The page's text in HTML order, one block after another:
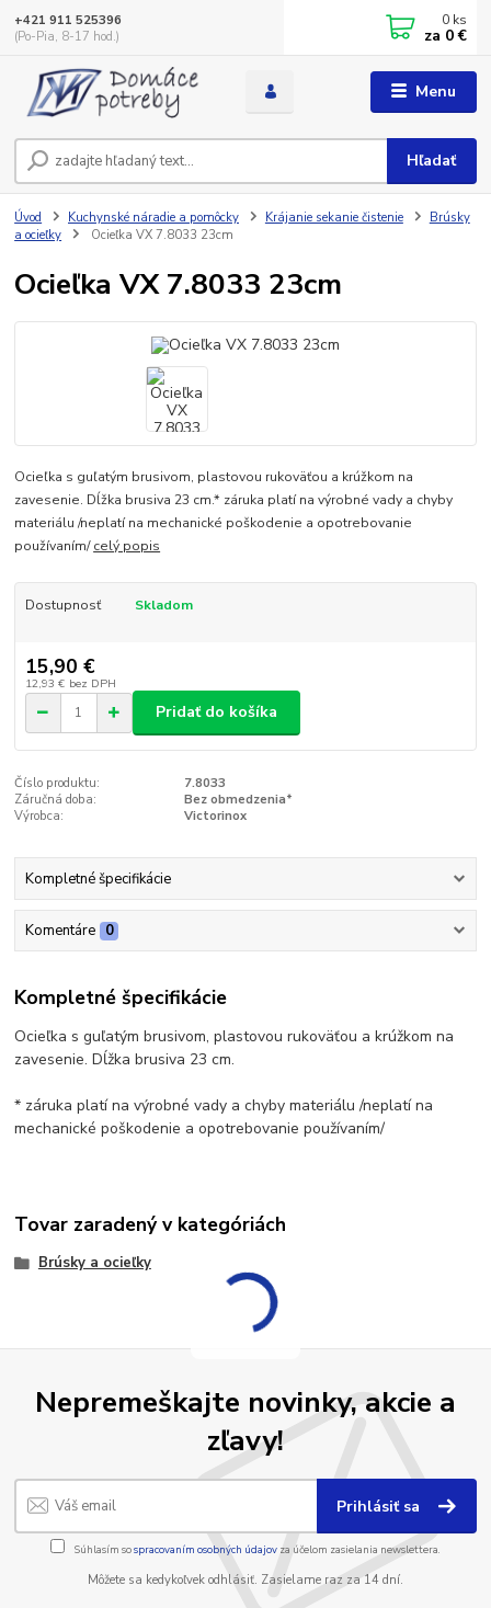
Menu
Hľadať
+421 911 525396
(Po-Pia, 8-17 hod.)
0 ks
za 0 €
Úvod Kuchynské náradie a pomôcky Krájanie sekanie čistenie
Brúsky
a ocieľky
Ocieľka VX 7.8033 23cm
Ocieľka VX 7.8033 23cm
Ocieľka s guľatým brusivom, plastovou rukoväťou a krúžkom na
zavesenie. Dĺžka brusiva 23 cm.* záruka platí na výrobné vady a chyby
materiálu /neplatí na mechanické poškodenie a opotrebovanie
používaním/celý popis
Dostupnosť Skladom
15,90 €
12,93 € bez DPH
Pridať do košíka
Číslo produktu:
7.8033
Záručná doba:
Bez obmedzenia*
Výrobca:
Victorinox
Kompletné špecifikácie
Komentáre 0
Kompletné špecifikácie
Ocieľka s guľatým brusivom, plastovou rukoväťou a krúžkom na
zavesenie. Dĺžka brusiva 23 cm.
* záruka platí na výrobné vady a chyby materiálu /neplatí na
mechanické poškodenie a opotrebovanie používaním/
Tovar zaradený v kategóriách
Brúsky a ocieľky
Nepremeškajte novinky, akcie a
zľavy!
Prihlásiť sa
Súhlasím sospracovaním osobných údajov za účelom zasielania newslettera.
Môžete sa kedykoľvek odhlásiť. Zasielame raz za 14 dní.